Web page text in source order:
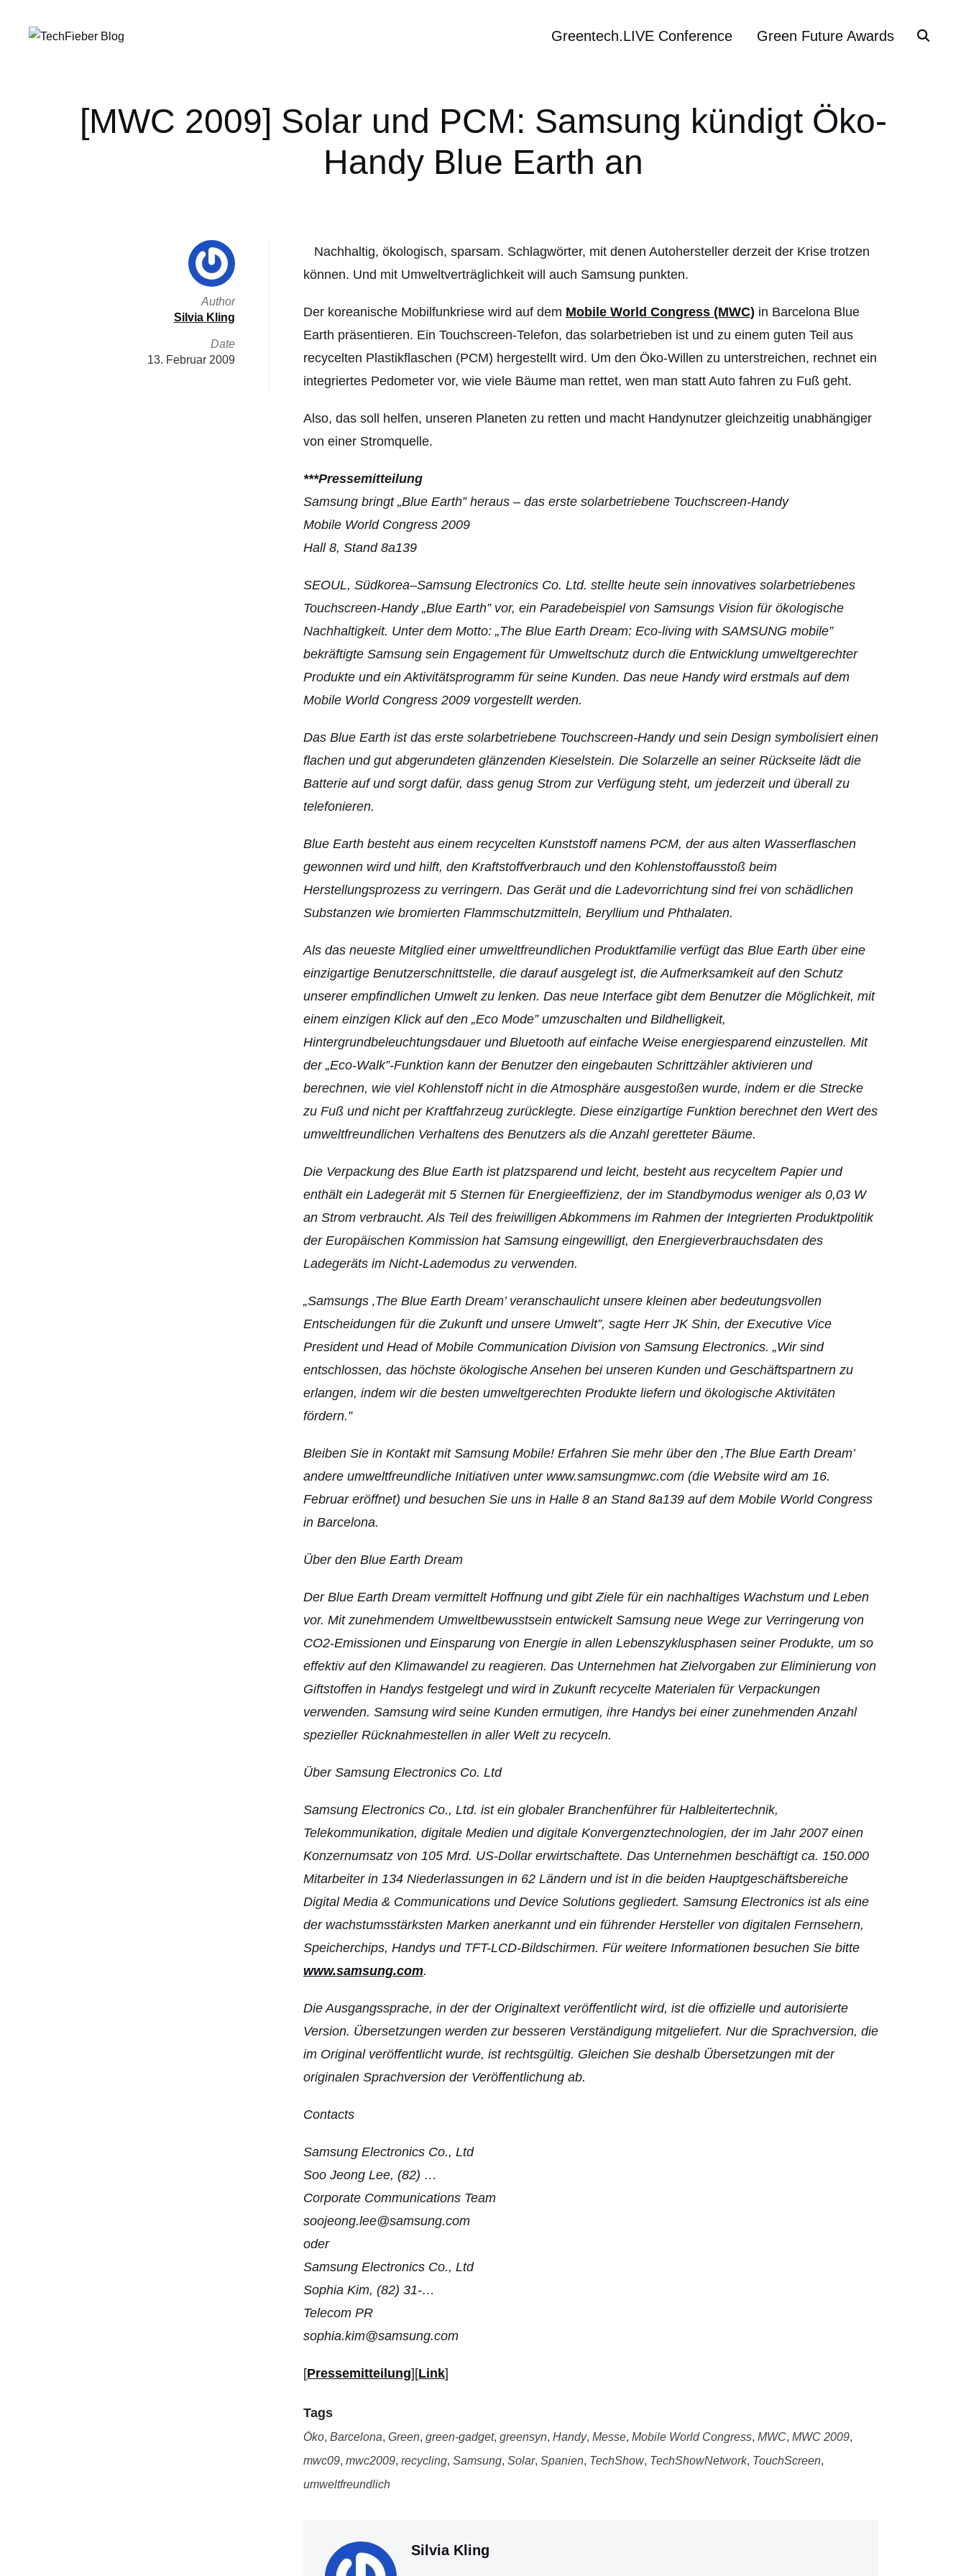
Greentech.LIVE Conference Green Future Awards
[MWC 2009] Solar und PCM: Samsung kündigt Öko-
Handy Blue Earth an
Nachhaltig, ökologisch, sparsam. Schlagwörter, mit denen Autohersteller derzeit der Krise trotzen
können. Und mit Umweltverträglichkeit will auch Samsung punkten.
Der koreanische Mobilfunkriese wird auf dem Mobile World Congress (MWC) in Barcelona Blue
Earth präsentieren. Ein Touchscreen-Telefon, das solarbetrieben ist und zu einem guten Teil aus
recycelten Plastikflaschen (PCM) hergestellt wird. Um den Öko-Willen zu unterstreichen, rechnet ein
integriertes Pedometer vor, wie viele Bäume man rettet, wen man statt Auto fahren zu Fuß geht.
Also, das soll helfen, unseren Planeten zu retten und macht Handynutzer gleichzeitig unabhängiger
von einer Stromquelle.
***Pressemitteilung
Samsung bringt „Blue Earth” heraus – das erste solarbetriebene Touchscreen-Handy
Mobile World Congress 2009
Hall 8, Stand 8a139
SEOUL, Südkorea–Samsung Electronics Co. Ltd. stellte heute sein innovatives solarbetriebenes
Touchscreen-Handy „Blue Earth” vor, ein Paradebeispiel von Samsungs Vision für ökologische
Nachhaltigkeit. Unter dem Motto: „The Blue Earth Dream: Eco-living with SAMSUNG mobile”
bekräftigte Samsung sein Engagement für Umweltschutz durch die Entwicklung umweltgerechter
Produkte und ein Aktivitätsprogramm für seine Kunden. Das neue Handy wird erstmals auf dem
Mobile World Congress 2009 vorgestellt werden.
Das Blue Earth ist das erste solarbetriebene Touchscreen-Handy und sein Design symbolisiert einen
flachen und gut abgerundeten glänzenden Kieselstein. Die Solarzelle an seiner Rückseite lädt die
Batterie auf und sorgt dafür, dass genug Strom zur Verfügung steht, um jederzeit und überall zu
telefonieren.
Blue Earth besteht aus einem recycelten Kunststoff namens PCM, der aus alten Wasserflaschen
gewonnen wird und hilft, den Kraftstoffverbrauch und den Kohlenstoffausstoß beim
Herstellungsprozess zu verringern. Das Gerät und die Ladevorrichtung sind frei von schädlichen
Substanzen wie bromierten Flammschutzmitteln, Beryllium und Phthalaten.
Als das neueste Mitglied einer umweltfreundlichen Produktfamilie verfügt das Blue Earth über eine
einzigartige Benutzerschnittstelle, die darauf ausgelegt ist, die Aufmerksamkeit auf den Schutz
unserer empfindlichen Umwelt zu lenken. Das neue Interface gibt dem Benutzer die Möglichkeit, mit
einem einzigen Klick auf den „Eco Mode” umzuschalten und Bildhelligkeit,
Hintergrundbeleuchtungsdauer und Bluetooth auf einfache Weise energiesparend einzustellen. Mit
der „Eco-Walk”-Funktion kann der Benutzer den eingebauten Schrittzähler aktivieren und
berechnen, wie viel Kohlenstoff nicht in die Atmosphäre ausgestoßen wurde, indem er die Strecke
zu Fuß und nicht per Kraftfahrzeug zurücklegte. Diese einzigartige Funktion berechnet den Wert des
umweltfreundlichen Verhaltens des Benutzers als die Anzahl geretteter Bäume.
Die Verpackung des Blue Earth ist platzsparend und leicht, besteht aus recyceltem Papier und
enthält ein Ladegerät mit 5 Sternen für Energieeffizienz, der im Standbymodus weniger als 0,03 W
an Strom verbraucht. Als Teil des freiwilligen Abkommens im Rahmen der Integrierten Produktpolitik
der Europäischen Kommission hat Samsung eingewilligt, den Energieverbrauchsdaten des
Ladegeräts im Nicht-Lademodus zu verwenden.
„Samsungs ‚The Blue Earth Dream’ veranschaulicht unsere kleinen aber bedeutungsvollen
Entscheidungen für die Zukunft und unsere Umwelt”, sagte Herr JK Shin, der Executive Vice
President und Head of Mobile Communication Division von Samsung Electronics. „Wir sind
entschlossen, das höchste ökologische Ansehen bei unseren Kunden und Geschäftspartnern zu
erlangen, indem wir die besten umweltgerechten Produkte liefern und ökologische Aktivitäten
fördern.”
Bleiben Sie in Kontakt mit Samsung Mobile! Erfahren Sie mehr über den ‚The Blue Earth Dream’
andere umweltfreundliche Initiativen unter www.samsungmwc.com (die Website wird am 16.
Februar eröffnet) und besuchen Sie uns in Halle 8 an Stand 8a139 auf dem Mobile World Congress
in Barcelona.
Über den Blue Earth Dream
Der Blue Earth Dream vermittelt Hoffnung und gibt Ziele für ein nachhaltiges Wachstum und Leben
vor. Mit zunehmendem Umweltbewusstsein entwickelt Samsung neue Wege zur Verringerung von
CO2-Emissionen und Einsparung von Energie in allen Lebenszyklusphasen seiner Produkte, um so
effektiv auf den Klimawandel zu reagieren. Das Unternehmen hat Zielvorgaben zur Eliminierung von
Giftstoffen in Handys festgelegt und wird in Zukunft recycelte Materialen für Verpackungen
verwenden. Samsung wird seine Kunden ermutigen, ihre Handys bei einer zunehmenden Anzahl
spezieller Rücknahmestellen in aller Welt zu recyceln.
Über Samsung Electronics Co. Ltd
Samsung Electronics Co., Ltd. ist ein globaler Branchenführer für Halbleitertechnik,
Telekommunikation, digitale Medien und digitale Konvergenztechnologien, der im Jahr 2007 einen
Konzernumsatz von 105 Mrd. US-Dollar erwirtschaftete. Das Unternehmen beschäftigt ca. 150.000
Mitarbeiter in 134 Niederlassungen in 62 Ländern und ist in die beiden Hauptgeschäftsbereiche
Digital Media & Communications und Device Solutions gegliedert. Samsung Electronics ist als eine
der wachstumsstärksten Marken anerkannt und ein führender Hersteller von digitalen Fernsehern,
Speicherchips, Handys und TFT-LCD-Bildschirmen. Für weitere Informationen besuchen Sie bitte
www.samsung.com.
Die Ausgangssprache, in der der Originaltext veröffentlicht wird, ist die offizielle und autorisierte
Version. Übersetzungen werden zur besseren Verständigung mitgeliefert. Nur die Sprachversion, die
im Original veröffentlicht wurde, ist rechtsgültig. Gleichen Sie deshalb Übersetzungen mit der
originalen Sprachversion der Veröffentlichung ab.
Contacts
Samsung Electronics Co., Ltd
Soo Jeong Lee, (82) …
Corporate Communications Team
soojeong.lee@samsung.com
oder
Samsung Electronics Co., Ltd
Sophia Kim, (82) 31-…
Telecom PR
sophia.kim@samsung.com
[Pressemitteilung][Link]
Tags
Öko, Barcelona, Green, green-gadget, greensyn, Handy, Messe, Mobile World Congress, MWC, MWC 2009,
mwc09, mwc2009, recycling, Samsung, Solar, Spanien, TechShow, TechShowNetwork, TouchScreen,
umweltfreundlich
Silvia Kling
Author
Silvia Kling
Date
13. Februar 2009